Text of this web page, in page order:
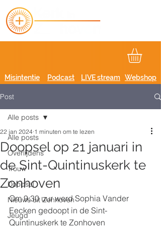
Podcast
Misintentie LIVE stream Webshop
Post
Alle posts
Overlijdens
Trouw
Doopsel
Nieuws uit Zonhoven
Jeugd
Alle posts
Doopsel op 21 januari in
de Sint-Quintinuskerk te
Zonhoven
22 jan 2024 1 minuten om te lezen
Om 9:30 uur werd Sophia Vander
Eecken gedoopt in de Sint-
Quintinuskerk te Zonhoven